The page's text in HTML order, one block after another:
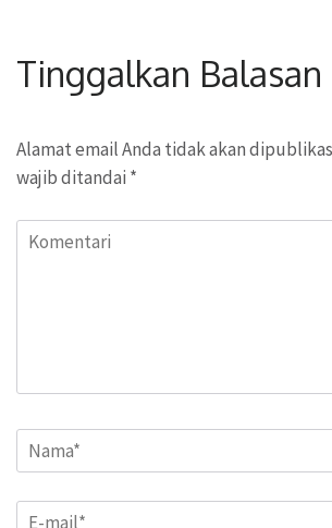
Tinggalkan Balasan
Alamat email Anda tidak akan
wajib ditandai *
Komentari
Name*
Email*